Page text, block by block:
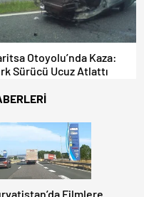
Otoyolu’nda Kaza:
Sürücü Ucuz Atlattı
Filmlere